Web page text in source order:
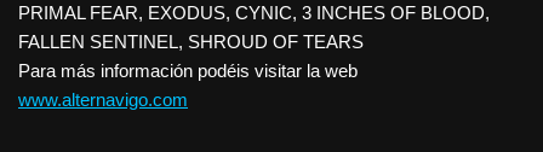
PRIMAL FEAR, EXODUS, CYNIC, 3 INCHES OF BLOOD,
FALLEN SENTINEL, SHROUD OF TEARS
Para más información podéis visitar la web
www.alternavigo.com